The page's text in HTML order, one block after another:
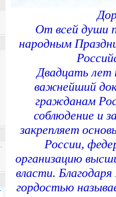
От всей души
народным
Двадцать лет
важнейший
гражданам
соблюдение и
закрепляет
России,
организацию
власти.
гордостью